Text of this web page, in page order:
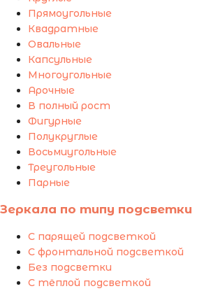
Прямоугольные
Квадратные
Овальные
Капсульные
Многоугольные
Арочные
В полный рост
Фигурные
Полукруглые
Восьмиугольные
Треугольные
Парные
Зеркала по типу подсветки
С парящей подсветкой
С фронтальной подсветкой
Без подсветки
С тёплой подсветкой